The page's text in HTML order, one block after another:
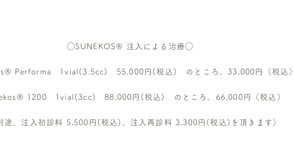
◯SUNEKOS® 注入による治療◯
Performa 1vial(3.5cc) 55,000円(税込) のところ、33,000円（税込）
1200 1vial(3cc) 88,000円(税込) のところ、66,000円（税込）
途、注入初診料 5,500円(税込)、注入再診料 3,300円(税込)を頂きます）